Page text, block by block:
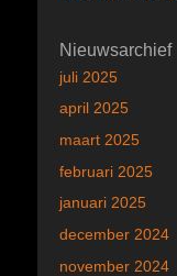
Nieuwsarchief
juli 2025
april 2025
maart 2025
februari 2025
januari 2025
december 2024
november 2024